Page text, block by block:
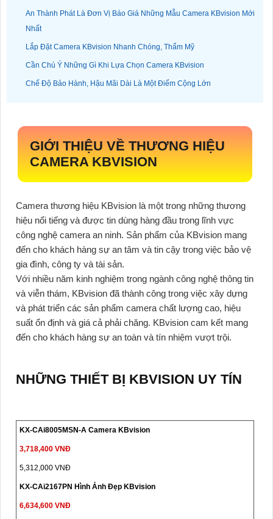
VẤN
DỊCH
An Thành Phát Là Đơn Vị Báo Giá Những Mẫu Camera KBvision Mới
Nhất
Lắp Đặt Camera KBvision Nhanh Chóng, Thẩm Mỹ
Cần Chú Ý Những Gì Khi Lựa Chọn Camera KBvision
Chế Độ Bảo Hành, Hậu Mãi Dài Là Một Điểm Cộng Lớn
GIỚI THIỆU VỀ THƯƠNG HIỆU
CAMERA KBVISION
Camera thương hiệu KBvision là một trong những thương
hiệu nổi tiếng và được tin dùng hàng đầu trong lĩnh vực
công nghệ camera an ninh. Sản phẩm của KBvision mang
đến cho khách hàng sự an tâm và tin cậy trong việc bảo vệ
gia đình, công ty và tài sản.
Với nhiều năm kinh nghiệm trong ngành công nghệ thông tin
và viễn thám, KBvision đã thành công trong việc xây dựng
và phát triển các sản phẩm camera chất lượng cao, hiệu
suất ổn định và giá cả phải chăng. KBvision cam kết mang
đến cho khách hàng sự an toàn và tín nhiệm vượt trội.
NHỮNG THIẾT BỊ KBVISION UY TÍN
KX-CAi8005MSN-A Camera KBvision
3,718,400 VNĐ
5,312,000 VNĐ
KX-CAi2167PN Hình Ảnh Đẹp KBvision
6,634,600 VNĐ